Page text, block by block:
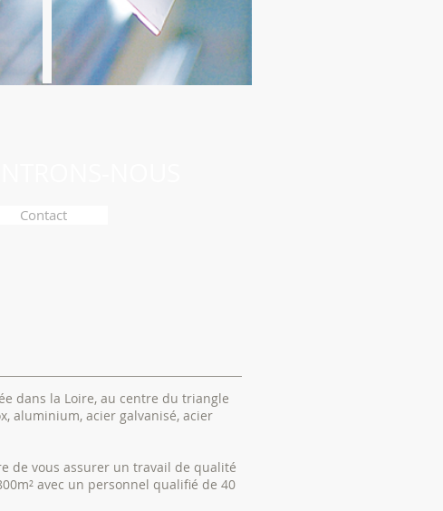
Contact
dans la Loire, au centre du triangle
aluminium, acier galvanisé, acier
de vous assurer un travail de qualité
avec un personnel qualifié de 40